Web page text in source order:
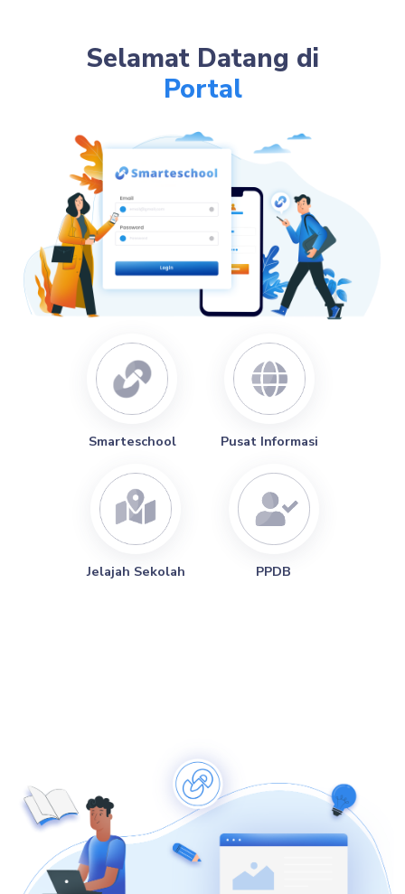
Selamat Datang di
Portal
Smarteschool Pusat Informasi
Jelajah Sekolah PPDB